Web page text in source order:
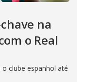
na
o Real
clube espanhol até